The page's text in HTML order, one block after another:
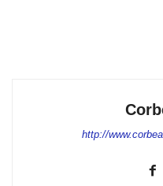
http://